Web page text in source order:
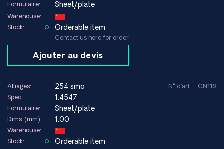
Formulaire: Sheet/plate
Warehouse:
Stock:
Orderable item
Contact us here for order
Ajouter au devis
Alliages: 254 smo
Spec: 1.4547
Formulaire: Sheet/plate
Dims. (mm): 1.00
Warehouse:
Stock:
Orderable item
N° d'art. .... CN116